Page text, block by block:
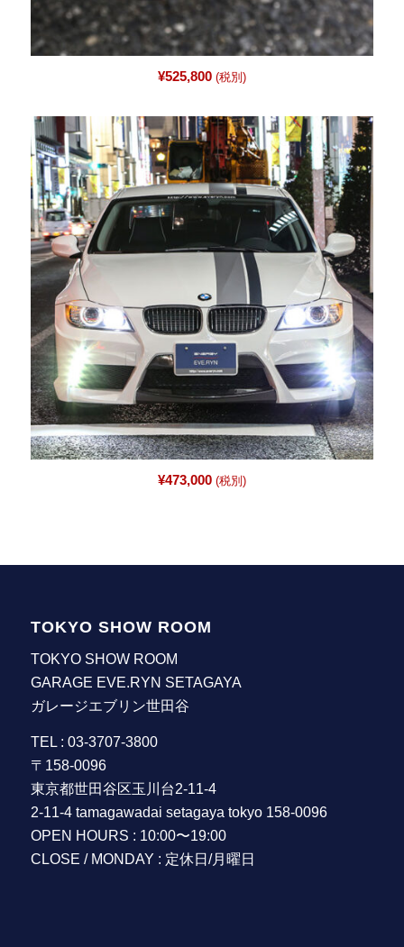
¥525,800(税別)
¥473,000(税別)
TOKYO SHOW ROOM
TOKYO SHOW ROOM
GARAGE EVE.RYN SETAGAYA
ガレージエブリン世田谷
TEL : 03-3707-3800
〒158-0096
東京都世田谷区玉川台2-11-4
2-11-4 tamagawadai setagaya tokyo 158-0096
OPEN HOURS : 10:00〜19:00
CLOSE / MONDAY : 定休日/月曜日